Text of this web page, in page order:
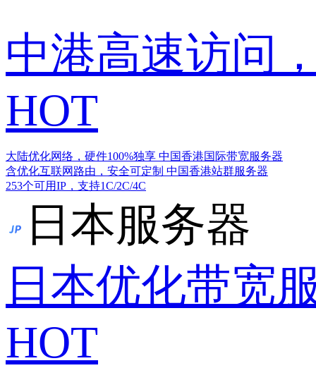
中港高速访问
HOT
大陆优化网络，硬件100%独享 中国香港国际带宽服务器
含优化互联网路由，安全可定制 中国香港站群服务器
253个可用IP，支持1C/2C/4C
日本服务器
日本优化带宽
HOT